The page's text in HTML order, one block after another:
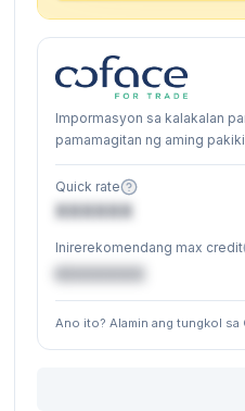
Impormasyon sa kalakalan
pamamagitan ng aming
Quick rate
XXXXXX
Inirerekomendang max credit
€XXXXXX
Ano ito? Alamin ang tungkol sa